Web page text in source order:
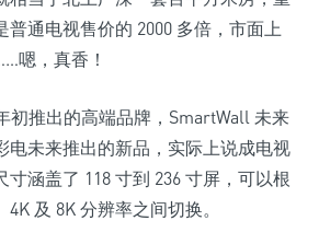
普通电视售价的 2000 多倍，市面上
嗯，真香！
初推出的高端品牌，SmartWall 未来
电未来推出的新品，实际上说成电视
涵盖了 118 寸到 236 寸屏，可以根
及 8K 分辨率之间切换。